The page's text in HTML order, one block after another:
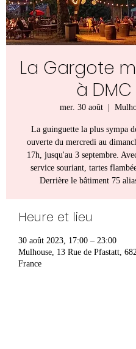
La Gargote
à DMC
mer. 30 août
  |
La guinguette la plus sympa
ouverte du mercredi au
17h, jusqu'au 3 septembre.
service souriant, tartes
Derrière le bâtiment 75
Heure et lieu
30 août 2023, 17:00 – 23:00
Mulhouse, 13 Rue de Pfastatt,
France